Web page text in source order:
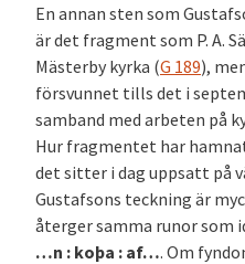
En annan sten som
är det fragment som P. A.
Mästerby kyrka (G 189),
försvunnet tills det i
samband med arbeten på
Hur fragmentet har
det sitter i dag uppsatt på
Gustafsons teckning är
återger samma runor som
…n : koþa : af…. Om